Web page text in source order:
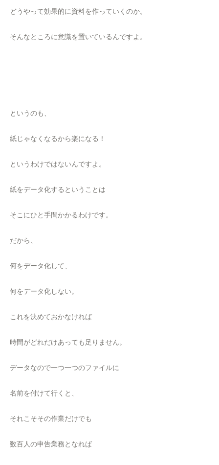
どうやって効果的に資料を作っていくのか。
そんなところに意識を置いているんですよ。
というのも、
紙じゃなくなるから楽になる！
というわけではないんですよ。
紙をデータ化するということは
そこにひと手間かかるわけです。
だから、
何をデータ化して、
何をデータ化しない。
これを決めておかなければ
時間がどれだけあっても足りません。
データなので一つ一つのファイルに
名前を付けて行くと、
それこそその作業だけでも
数百人の申告業務となれば